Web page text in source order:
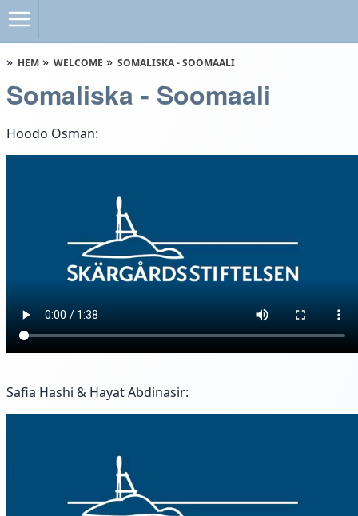
HEM WELCOME SOMALISKA - SOOMAALI
Somaliska - Soomaali
Hoodo Osman:
Safia Hashi & Hayat Abdinasir: